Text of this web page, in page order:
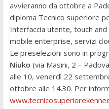
avvieranno da ottobre a
diploma Tecnico superiore
Interfaccia utente, touch
mobile enterprise, servizi
Le preselezioni sono in
Niuko (via Masini, 2 –
alle 10, venerdì 22
ottobre alle 14.30. Per